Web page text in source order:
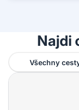
Najdi
Všechny